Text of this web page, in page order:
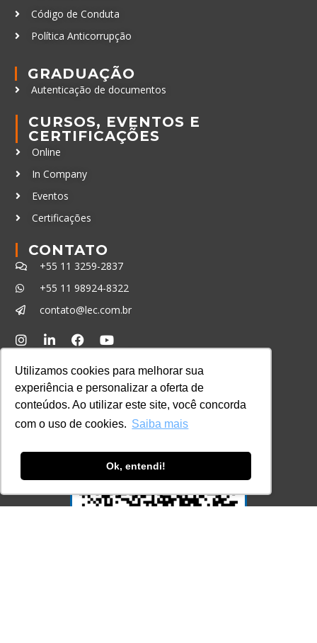
Utilizamos cookies para melhorar sua
experiência e personalizar a oferta de
conteúdos. Ao utilizar este site, você concorda
com o uso de cookies. Saiba mais
Ok, entendi!
Código de Conduta
Política Anticorrupção
GRADUAÇÃO
Autenticação de documentos
CURSOS, EVENTOS E
CERTIFICAÇÕES
Online
In Company
Eventos
Certificações
CONTATO
+55 11 3259-2837
+55 11 98924-8322
contato@lec.com.br
Consulte aqui o cadastro da Instituição no
Sistema e-MEC